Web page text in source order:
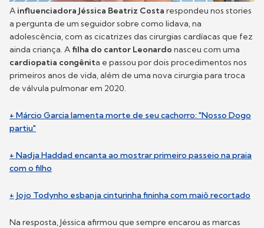
A influenciadora Jéssica Beatriz Costa respondeu nos stories
a pergunta de um seguidor sobre como lidava, na
adolescência, com as cicatrizes das cirurgias cardíacas que fez
ainda criança. A filha do cantor Leonardo nasceu com uma
cardiopatia congênita e passou por dois procedimentos nos
primeiros anos de vida, além de uma nova cirurgia para troca
de válvula pulmonar em 2020.
+ Márcio Garcia lamenta morte de seu cachorro: "Nosso Dogo
partiu"
+ Nadja Haddad encanta ao mostrar primeiro passeio na praia
com o filho
+ Jojo Todynho esbanja cinturinha fininha com maiô recortado
Na resposta, Jéssica afirmou que sempre encarou as marcas